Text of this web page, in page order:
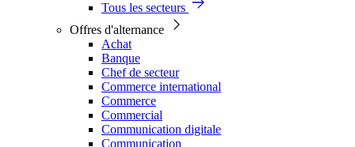
Tous les secteurs
Offres d'alternance
Achat
Banque
Chef de secteur
Commerce international
Commerce
Commercial
Communication digitale
Communication